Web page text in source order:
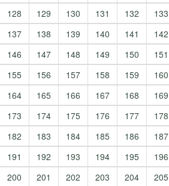
128
129 130 131 132 133
137
138 139 140 141 142
146
147 148 149 150 151
155
156 157 158 159 160
164
165 166 167 168 169
173
174 175 176 177 178
182
183 184 185 186 187
191
192 193 194 195 196
200
201 202 203 204 205